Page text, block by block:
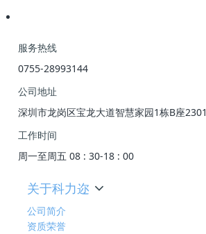
服务热线
0755-28993144
公司地址
深圳市龙岗区宝龙大道智慧家园1栋B座2301
工作时间
周一至周五 08 : 30-18 : 00
关于科力迩
公司简介
资质荣誉